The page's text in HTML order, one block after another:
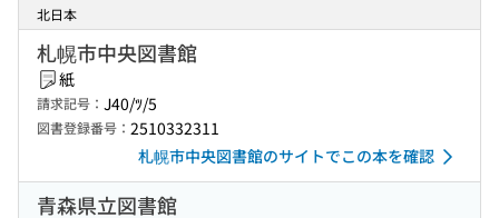
北日本
札幌市中央図書館
紙
請求記号： J40/ﾂ/5
図書登録番号： 2510332311
札幌市中央図書館のサイトでこの本を確認
青森県立図書館